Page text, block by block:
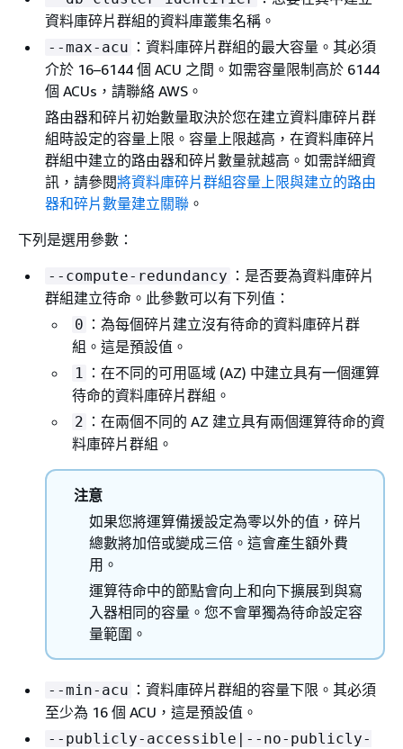
資料庫碎片群組的資料庫叢集名稱。
--max-acu ：資料庫碎片群組的最大容量。其必須
介於 16–6144 個 ACU 之間。如需容量限制高於 6144
個 ACUs，請聯絡 AWS。
路由器和碎片初始數量取決於您在建立資料庫碎片群
組時設定的容量上限。容量上限越高，在資料庫碎片
群組中建立的路由器和碎片數量就越高。如需詳細資
訊，請參閱將資料庫碎片群組容量上限與建立的路由
器和碎片數量建立關聯 。
下列是選用參數：
--compute-redundancy ：是否要為資料庫碎片
群組建立待命。此參數可以有下列值：
0 ：為每個碎片建立沒有待命的資料庫碎片群
組。這是預設值。
1 ：在不同的可用區域 (AZ) 中建立具有一個運算
待命的資料庫碎片群組。
2 ：在兩個不同的 AZ 建立具有兩個運算待命的資
料庫碎片群組。
注意
如果您將運算備援設定為零以外的值，碎片
總數將加倍或變成三倍。這會產生額外費
用。
運算待命中的節點會向上和向下擴展到與寫
入器相同的容量。您不會單獨為待命設定容
量範圍。
--min-acu ：資料庫碎片群組的容量下限。其必須
至少為 16 個 ACU，這是預設值。
--publicly-accessible|--no-publicly-